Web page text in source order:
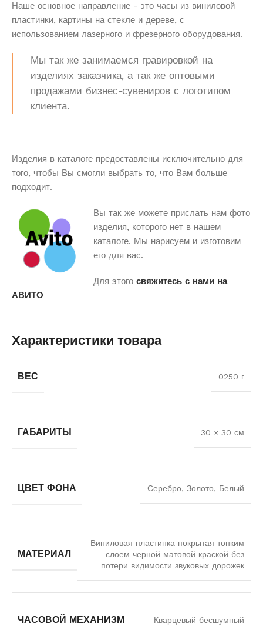
Наше основное направление - это часы из виниловой
пластинки, картины на стекле и дереве, с
использованием лазерного и фрезерного оборудования.
Мы так же занимаемся гравировкой на
изделиях заказчика, а так же оптовыми
продажами бизнес-сувениров с логотипом
клиента.
Изделия в каталоге предоставлены исключительно для
того, чтобы Вы смогли выбрать то, что Вам больше
подходит.
Вы так же можете прислать нам фото
изделия, которого нет в нашем
каталоге. Мы нарисуем и изготовим
его для вас.
Для этого свяжитесь с нами на
АВИТО
Характеристики товара
ВЕС 0250 г
ГАБАРИТЫ 30 × 30 см
ЦВЕТ ФОНА Серебро, Золото, Белый
МАТЕРИАЛ
Виниловая пластинка покрытая тонким
слоем черной матовой краской без
потери видимости звуковых дорожек
ЧАСОВОЙ МЕХАНИЗМ Кварцевый бесшумный